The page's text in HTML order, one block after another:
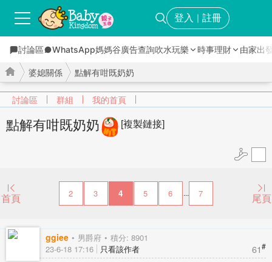
登入 ｜ 註冊
討論區 WhatsApp媽媽谷廣告查詢吹水玩樂 時事理財 由家出
討論區 群組 我的首頁
婆媳關係 點解有咁既奶奶
點解有咁既奶奶 [複製鏈接]
首頁 2 3 4 5 6 ... 7 尾頁
ggiee 男爵府 積分: 8901
61#
23-6-18 17:16 只看該作者